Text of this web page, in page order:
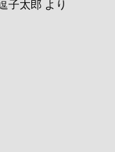
子太郎 より